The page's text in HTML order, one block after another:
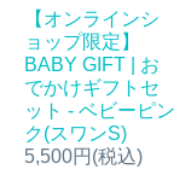
【オンラインシ
ョップ限定】
BABY GIFT | お
でかけギフトセ
ット - ベビーピン
ク(スワンS)
5,500円(税込)